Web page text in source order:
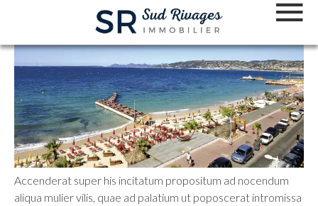
Accenderat super his incitatum propositum ad nocendum
aliqua mulier vilis, quae ad palatium ut poposcerat intromissa